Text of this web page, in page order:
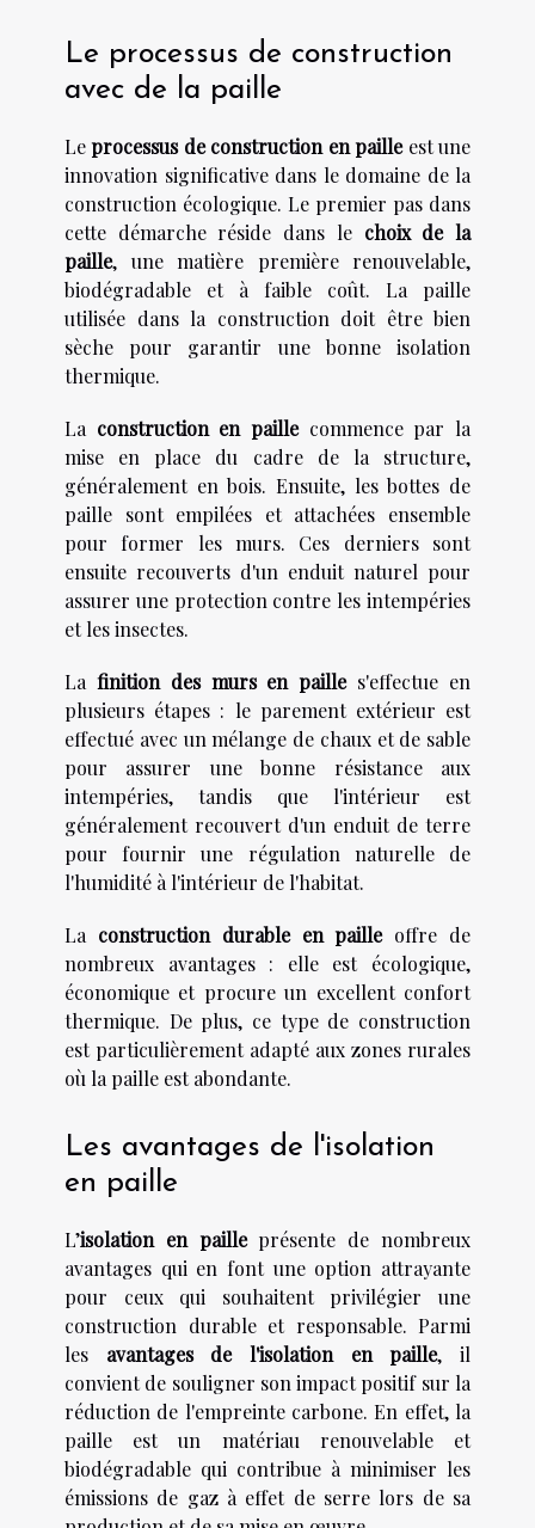
Le processus de construction
avec de la paille
Leprocessus de construction en pailleest une
innovation significative dans le domaine de la
construction écologique. Le premier pas dans
cette démarche réside dans le choix de la
paille, une matière première renouvelable,
biodégradable et à faible coût. La paille
utilisée dans la construction doit être bien
sèche pour garantir une bonne isolation
thermique.
La construction en paillecommence par la
mise en place du cadre de la structure,
généralement en bois. Ensuite, les bottes de
paille sont empilées et attachées ensemble
pour former les murs. Ces derniers sont
ensuite recouverts d'un enduit naturel pour
assurer une protection contre les intempéries
et les insectes.
La finition des murs en pailles'effectue en
plusieurs étapes : le parement extérieur est
effectué avec un mélange de chaux et de sable
pour assurer une bonne résistance aux
intempéries, tandis que l'intérieur est
généralement recouvert d'un enduit de terre
pour fournir une régulation naturelle de
l'humidité à l'intérieur de l'habitat.
La construction durable en pailleoffre de
nombreux avantages : elle est écologique,
économique et procure un excellent confort
thermique. De plus, ce type de construction
est particulièrement adapté aux zones rurales
où la paille est abondante.
Les avantages de l'isolation
en paille
L’isolation en pailleprésente de nombreux
avantages qui en font une option attrayante
pour ceux qui souhaitent privilégier une
construction durable et responsable. Parmi
les avantages de l'isolation en paille, il
convient de souligner son impact positif sur la
réduction de l'empreinte carbone. En effet, la
paille est un matériau renouvelable et
biodégradable qui contribue à minimiser les
émissions de gaz à effet de serre lors de sa